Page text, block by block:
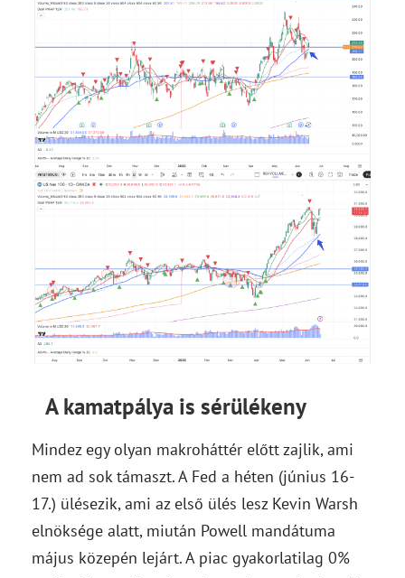
A kamatpálya is sérülékeny
Mindez egy olyan makroháttér előtt zajlik, ami
nem ad sok támaszt. A Fed a héten (június 16-
17.) ülésezik, ami az első ülés lesz Kevin Warsh
elnöksége alatt, miután Powell mandátuma
május közepén lejárt. A piac gyakorlatilag 0%